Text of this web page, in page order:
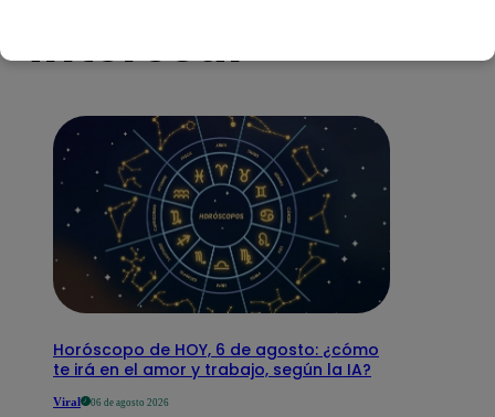
interesar
Horóscopo de HOY, 6 de agosto: ¿cómo
te irá en el amor y trabajo, según la IA?
Viral 06 de agosto 2026